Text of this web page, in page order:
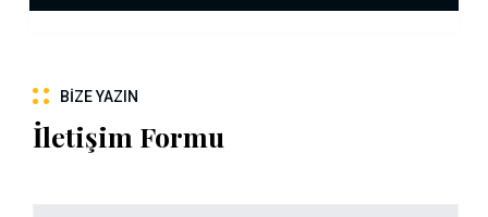
BIZE YAZIN
İletişim Formu